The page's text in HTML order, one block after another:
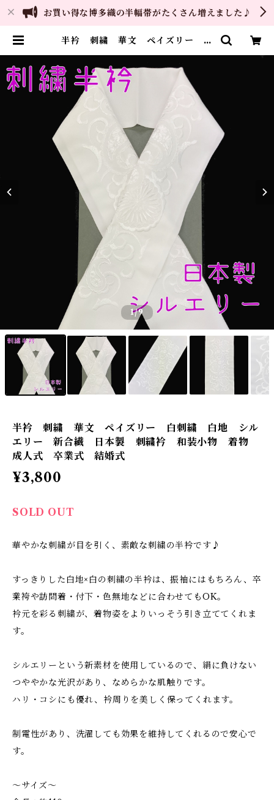
お買い得な博多織の半幅帯がたくさん増えました♪
半衿 刺繍 華文 ペイズリー 白
成人式 卒業式 結婚式 | ご縁や
着物・帯・和装小物 呉服問屋 直
販サイト
1/9
半衿 刺繍 華文 ペイズリー 白刺繍 白地 シル
エリー 新合繊 日本製 刺繍衿 和装小物 着物
成人式 卒業式 結婚式
¥3,800
SOLD OUT
華やかな刺繍が目を引く、素敵な刺繍の半衿です♪
すっきりした白地×白の刺繍の半衿は、振袖にはもちろん、卒
業袴や訪問着・付下・色無地などに合わせてもOK。
衿元を彩る刺繍が、着物姿をよりいっそう引き立ててくれま
す。
シルエリーという新素材を使用しているので、絹に負けない
つややかな光沢があり、なめらかな肌触りです。
ハリ・コシにも優れ、衿周りを美しく保ってくれます。
制電性があり、洗濯しても効果を維持してくれるので安心で
す。
～サイズ～